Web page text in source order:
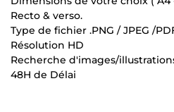
Recto & verso.
Type de fichier .PNG / JPEG /
Résolution HD
Recherche d'images/
48H de Délai